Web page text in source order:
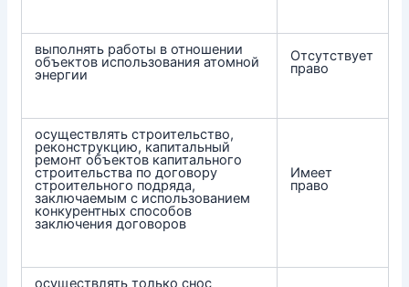
выполнять работы в отношении
объектов использования атомной
энергии
Отсутствует
право
осуществлять строительство,
реконструкцию, капитальный
ремонт объектов капитального
строительства по договору
строительного подряда,
заключаемым с использованием
конкурентных способов
заключения договоров
Имеет
право
осуществлять только снос